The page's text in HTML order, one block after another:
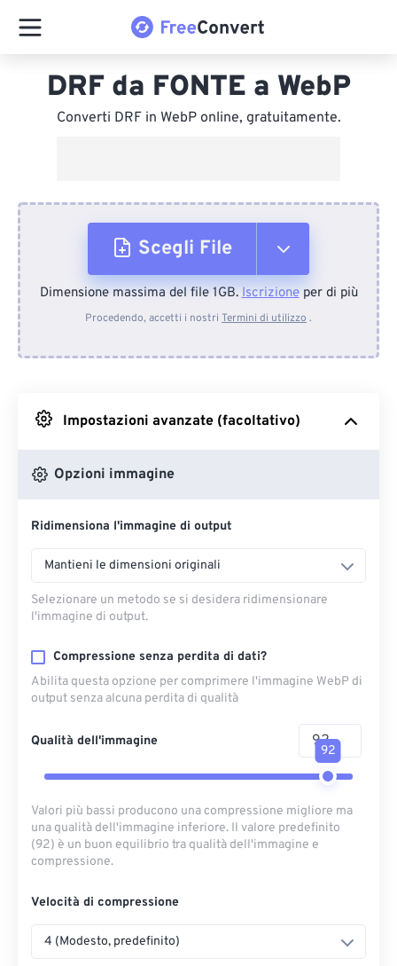
DRF da FONTE a WebP
Converti DRF in WebP online, gratuitamente.
Scegli File
Dal dispositivo
Da Google Drive
Dimensione massima del file 1GB.Iscrizioneper di più
Procedendo, accetti i nostri Termini di utilizzo .
Impostazioni avanzate (facoltativo)
Opzioni immagine
Ridimensiona l'immagine di output
Mantieni le dimensioni originali
Selezionare un metodo se si desidera ridimensionare
l'immagine di output.
Compressione senza perdita di dati?
Abilita questa opzione per comprimere l'immagine WebP di
output senza alcuna perdita di qualità
Qualità dell'immagine
92
Valori più bassi producono una compressione migliore ma
una qualità dell'immagine inferiore. Il valore predefinito
(92) è un buon equilibrio tra qualità dell'immagine e
compressione.
Velocità di compressione
4 (Modesto, predefinito)